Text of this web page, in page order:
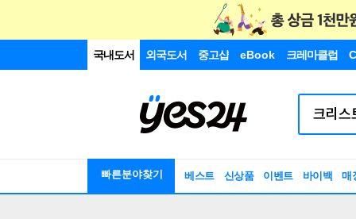
국내도서 외국도서 중고샵 eBook 크레마클럽
빠른분야찾기 베스트 신상품 이벤트 바이백 매